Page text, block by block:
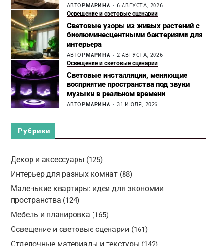
АВТОР МАРИНА 6 АВГУСТА, 2026
Освещение и световые сценарии
Световые узоры из живых растений с
биолюминесцентными бактериями для
интерьера
АВТОР МАРИНА 2 АВГУСТА, 2026
Освещение и световые сценарии
Световые инсталляции, меняющие
восприятие пространства под звуки
музыки в реальном времени
АВТОР МАРИНА 31 ИЮЛЯ, 2026
Рубрики
Декор и аксессуары (125)
Интерьер для разных комнат(88)
Маленькие квартиры: идеи для экономии
пространства (124)
Мебель и планировка (165)
Освещение и световые сценарии (161)
Отделочные материалы и текстуры